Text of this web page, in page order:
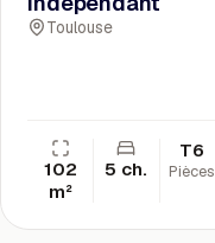
Toulouse
102
m²
5 ch.
T6
Pièces